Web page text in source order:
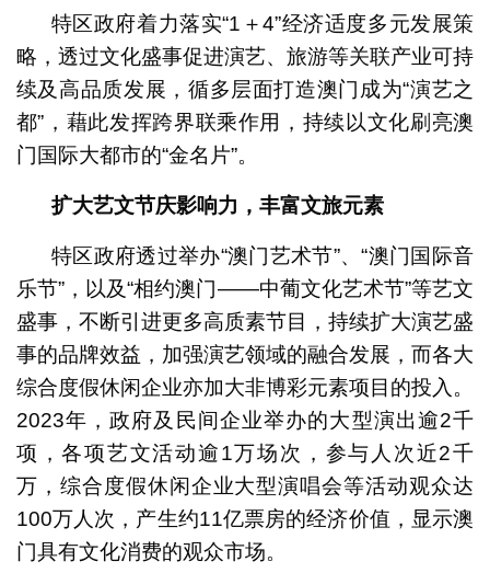
特区政府着力落实“1＋4”经济适度多元发展策
略，透过文化盛事促进演艺、旅游等关联产业可持
续及高品质发展，循多层面打造澳门成为“演艺之
都”，藉此发挥跨界联乘作用，持续以文化刷亮澳
门国际大都市的“金名片”。
扩大艺文节庆影响力，丰富文旅元素
特区政府透过举办“澳门艺术节”、“澳门国际音
乐节”，以及“相约澳门——中葡文化艺术节”等艺文
盛事，不断引进更多高质素节目，持续扩大演艺盛
事的品牌效益，加强演艺领域的融合发展，而各大
综合度假休闲企业亦加大非博彩元素项目的投入。
2023年，政府及民间企业举办的大型演出逾2千
项，各项艺文活动逾1万场次，参与人次近2千
万，综合度假休闲企业大型演唱会等活动观众达
100万人次，产生约11亿票房的经济价值，显示澳
门具有文化消费的观众市场。